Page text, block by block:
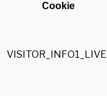
Cookie
VISITOR_INFO1_LIVE